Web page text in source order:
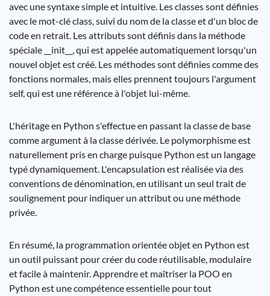
avec une syntaxe simple et intuitive. Les classes sont définies
avec le mot-clé class, suivi du nom de la classe et d'un bloc de
code en retrait. Les attributs sont définis dans la méthode
spéciale __init__, qui est appelée automatiquement lorsqu'un
nouvel objet est créé. Les méthodes sont définies comme des
fonctions normales, mais elles prennent toujours l'argument
self, qui est une référence à l'objet lui-même.
L'héritage en Python s'effectue en passant la classe de base
comme argument à la classe dérivée. Le polymorphisme est
naturellement pris en charge puisque Python est un langage
typé dynamiquement. L'encapsulation est réalisée via des
conventions de dénomination, en utilisant un seul trait de
soulignement pour indiquer un attribut ou une méthode
privée.
En résumé, la programmation orientée objet en Python est
un outil puissant pour créer du code réutilisable, modulaire
et facile à maintenir. Apprendre et maîtriser la POO en
Python est une compétence essentielle pour tout